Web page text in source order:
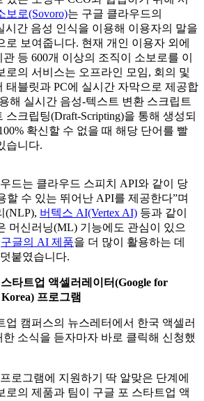
보로(Sovoro)는 구글 클라우드의
시간 음성 인식을 이용해 이용자의 말을
로 보여줍니다. 현재 개인 이용자 외에
등 600개 이상의 조직이 소보로를 이
로의 서비스는 오프라인 모임, 회의 및
태블릿과 PC에 실시간 자막으로 제공합
해 실시간 음성-텍스트 변환 스크립트
크립팅(Draft-Scripting)을 통해 생성되
확신할 수 없을 때 해당 단어를 빨
습니다.
드는 클라우드 스피치 API와 같이 당
할 수 있는 뛰어난 API를 제공한다”며
(NLP), 버텍스 AI(Vertex AI) 등과 같이
머신러닝(ML) 기능에도 관심이 있으
구글의 AI 제품을 더 많이 활용하는 데
붙였습니다.
타트업 액셀러레이터(Google for
프로그램
업 캠퍼스의 뉴스레터에서 한국 액셀러
소식을 듣자마자 바로 클릭해 신청했
로그램에 지원하기 딱 알맞은 단계에
로의 제품과 팀이 구글 포 스타트업 액